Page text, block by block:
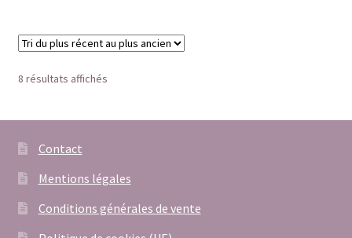
8 résultats affichésTrié
ancien
Contact
Mentions légales
Conditions générales de vente